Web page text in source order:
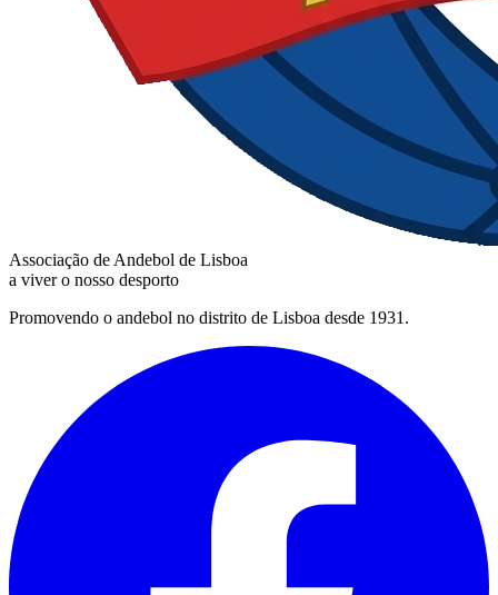
Associação de Andebol de Lisboa
a viver o nosso desporto
Promovendo o andebol no distrito de Lisboa desde 1931.